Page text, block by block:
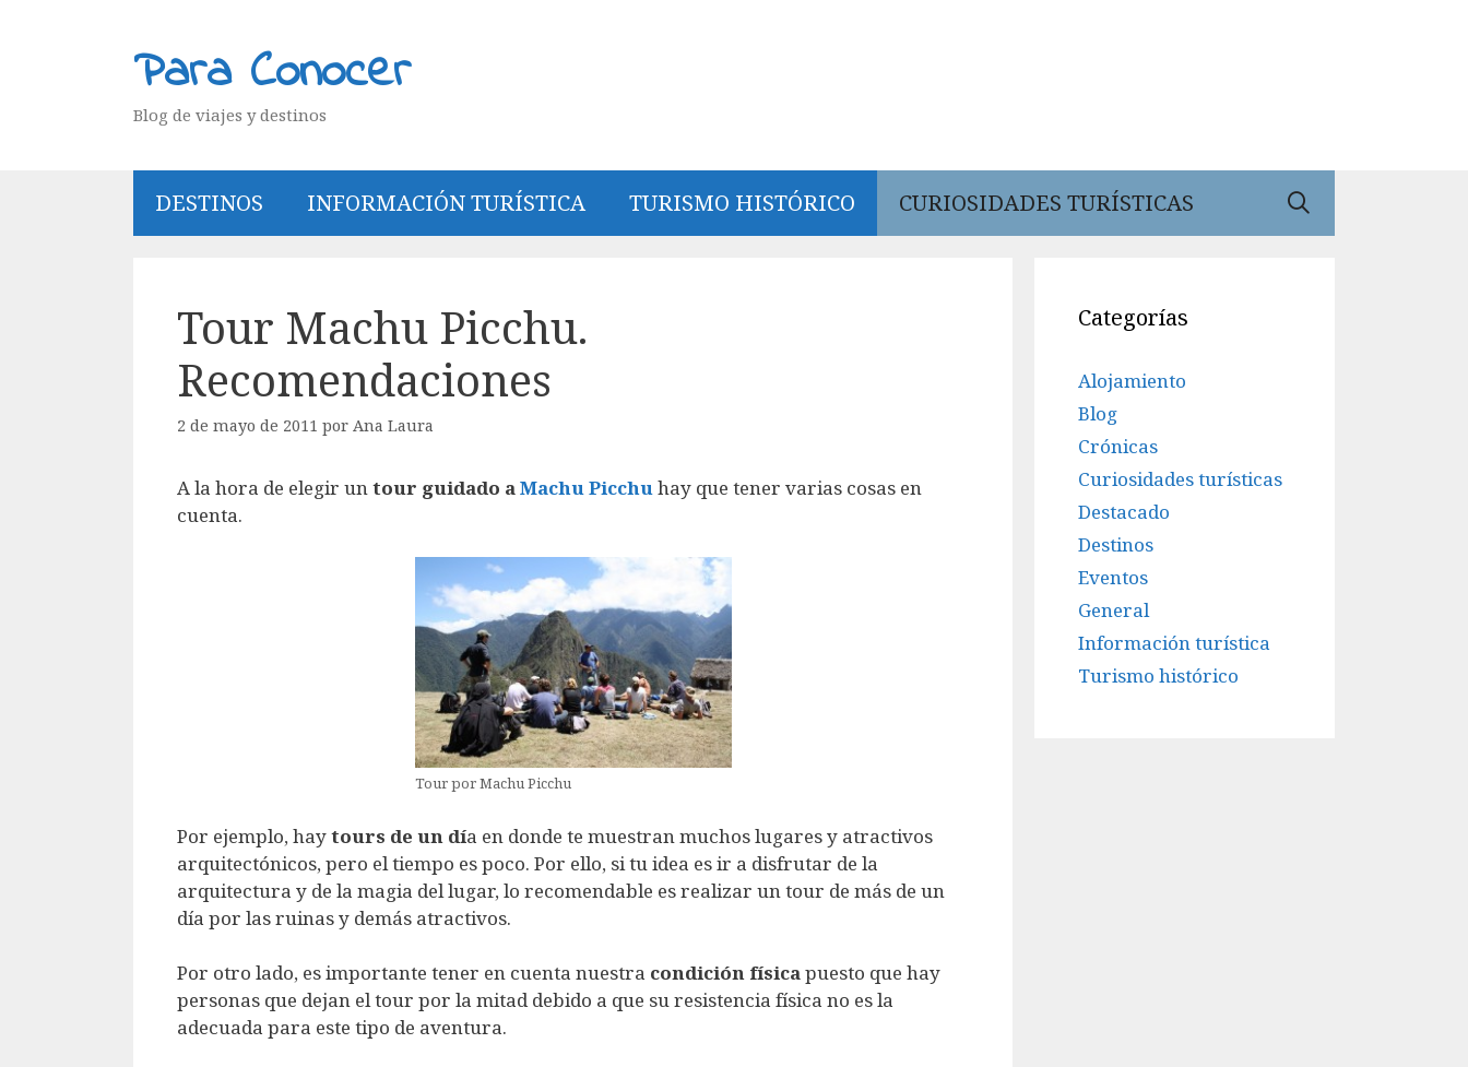
Para Conocer
Blog de viajes y destinos
DESTINOS INFORMACIÓN TURÍSTICA TURISMO HISTÓRICO CURIOSIDADES TURÍSTICAS
Tour Machu Picchu.
Recomendaciones
2 de mayo de 2011 por Ana Laura
A la hora de elegir untour guidado aMachu Picchuhay que tener varias cosas en
cuenta.
Tour por Machu Picchu
Por ejemplo, haytours de un día en donde te muestran muchos lugares y atractivos
arquitectónicos, pero el tiempo es poco. Por ello, si tu idea es ir a disfrutar de la
arquitectura y de la magia del lugar, lo recomendable es realizar un tour de más de un
día por las ruinas y demás atractivos.
Por otro lado, es importante tener en cuenta nuestra condición físicapuesto que hay
personas que dejan el tour por la mitad debido a que su resistencia física no es la
adecuada para este tipo de aventura.
Categorías
Alojamiento
Blog
Crónicas
Curiosidades turísticas
Destacado
Destinos
Eventos
General
Información turística
Turismo histórico